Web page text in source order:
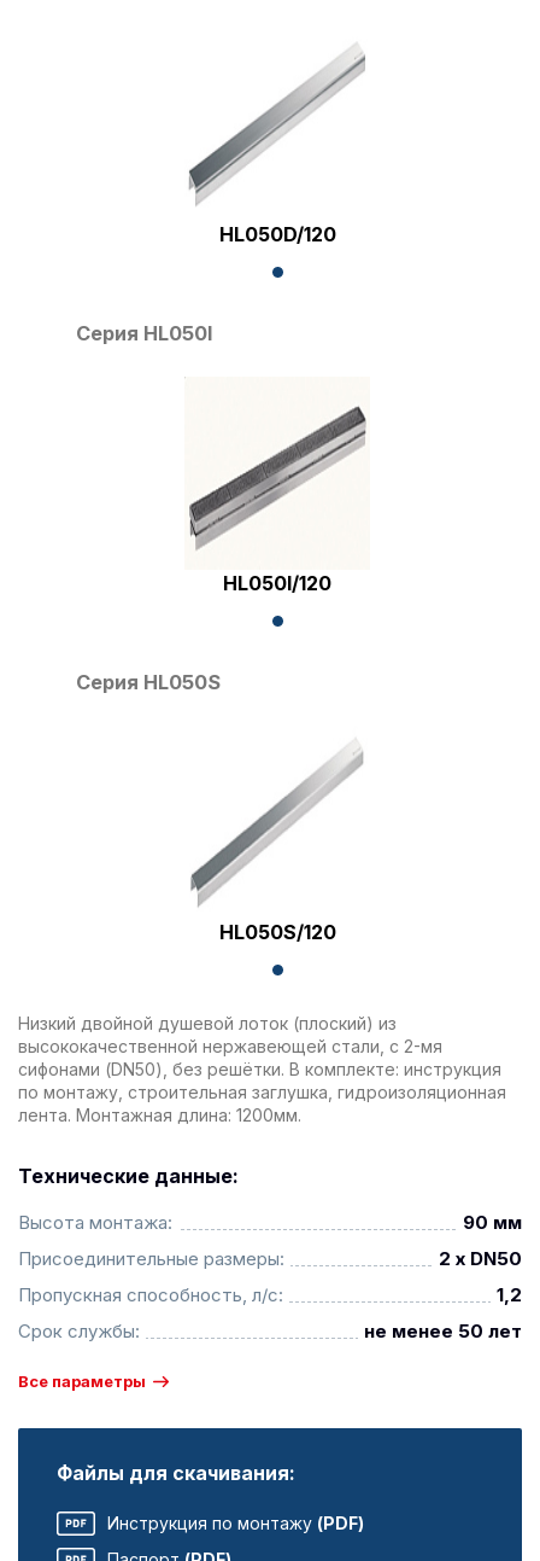
HL050D/120
Серия HL050I
HL050I/120
Серия HL050S
HL050S/120
Низкий двойной душевой лоток (плоский) из
высококачественной нержавеющей стали, с 2-мя
сифонами (DN50), без решётки. В комплекте: инструкция
по монтажу, строительная заглушка, гидроизоляционная
лента. Монтажная длина: 1200мм.
Технические данные:
Высота монтажа:
90 мм
Присоединительные размеры:
2 x DN50
Пропускная способность, л/с:
1,2
Срок службы:
не менее 50 лет
Все параметры
Файлы для скачивания:
Инструкция по монтажу (PDF)